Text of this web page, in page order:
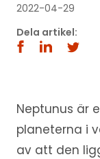
2022-04-29
Dela artikel:
Neptunus är
planeterna i
av att den